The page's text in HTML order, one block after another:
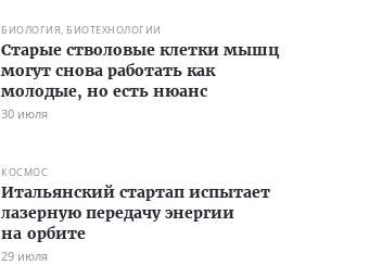
БИОЛОГИЯ, БИОТЕХНОЛОГИИ
Старые стволовые клетки мышц
могут снова работать как
молодые, но есть нюанс
30 июля
КОСМОС
Итальянский стартап испытает
лазерную передачу энергии
на орбите
29 июля